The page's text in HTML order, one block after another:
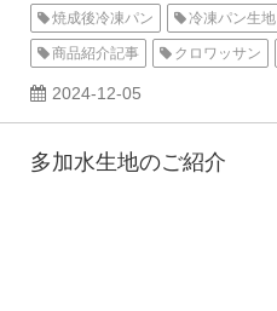
焼成後冷凍パン 冷凍パン生地
商品紹介記事 クロワッサン
2024-12-05
多加水生地のご紹介